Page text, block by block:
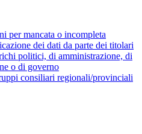
per mancata o incompleta
dei dati da parte dei titolari
politici, di amministrazione, di
o di governo
consiliari regionali/provinciali